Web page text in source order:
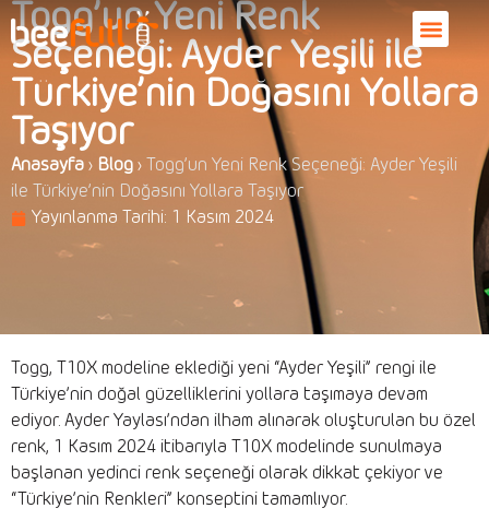
Togg’un Yeni Renk
Seçeneği: Ayder Yeşili ile
Türkiye’nin Doğasını Yollara
Taşıyor
Anasayfa › Blog › Togg’un Yeni Renk Seçeneği: Ayder Yeşili
ile Türkiye’nin Doğasını Yollara Taşıyor
Yayınlanma Tarihi: 1 Kasım 2024
Togg, T10X modeline eklediği yeni “Ayder Yeşili” rengi ile
Türkiye’nin doğal güzelliklerini yollara taşımaya devam
ediyor. Ayder Yaylası’ndan ilham alınarak oluşturulan bu özel
renk, 1 Kasım 2024 itibarıyla T10X modelinde sunulmaya
başlanan yedinci renk seçeneği olarak dikkat çekiyor ve
“Türkiye’nin Renkleri” konseptini tamamlıyor.